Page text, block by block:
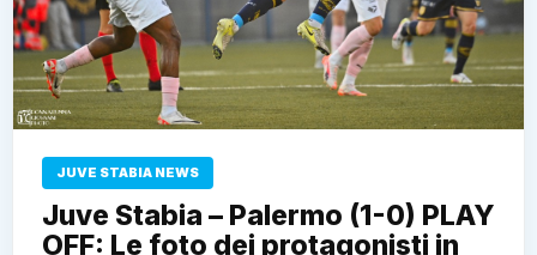
JUVE STABIA NEWS
Juve Stabia – Palermo (1-0) PLAY
OFF: Le foto dei protagonisti in